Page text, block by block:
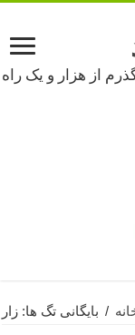
از هزار و یک راه
/ بایگانی تگ ها: زار